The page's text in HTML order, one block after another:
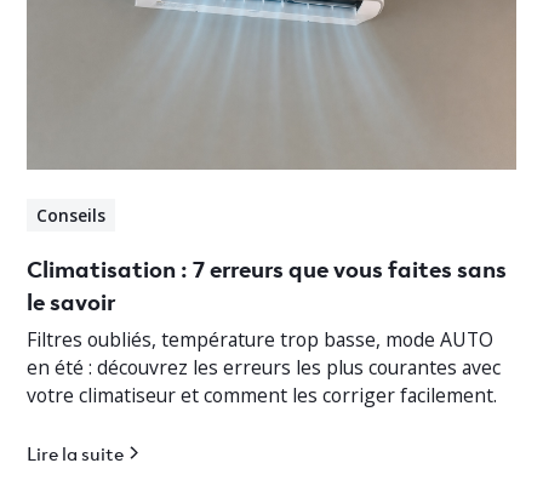
Conseils
Climatisation : 7 erreurs que vous faites sans
le savoir
Filtres oubliés, température trop basse, mode AUTO
en été : découvrez les erreurs les plus courantes avec
votre climatiseur et comment les corriger facilement.
Lire la suite